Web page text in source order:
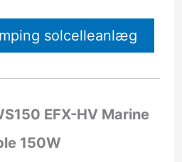
solcelleanlæg
EFX-HV Marine
150W